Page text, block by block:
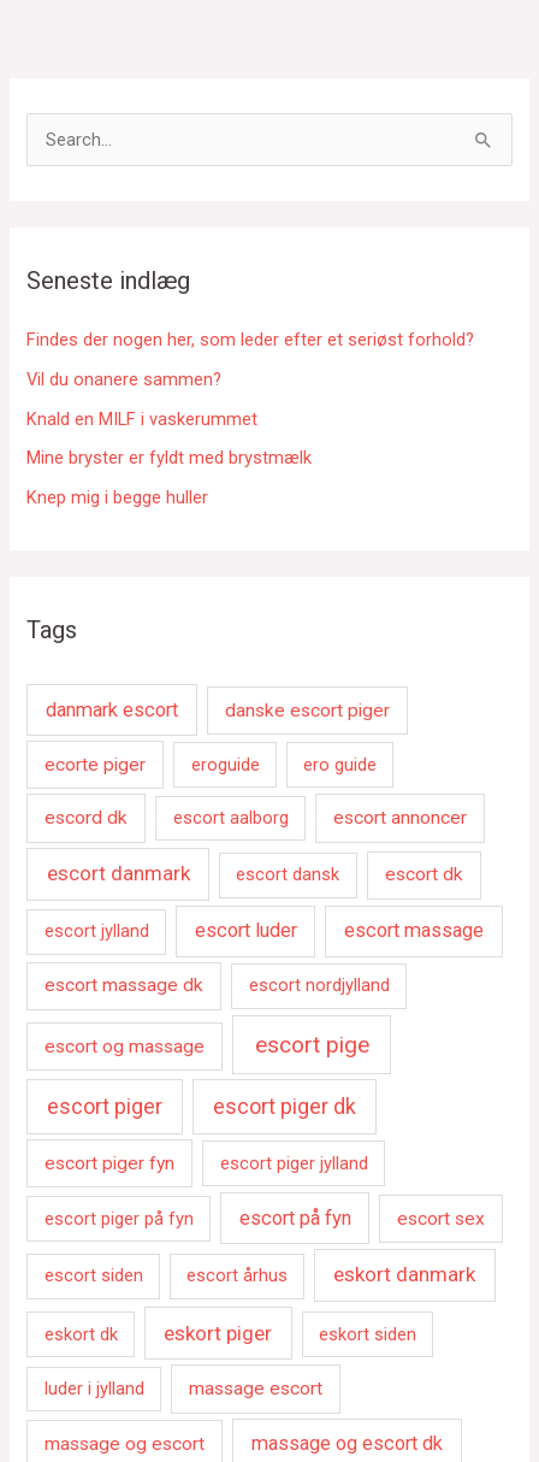
ø
f
e
r
:
Seneste indlæg
Findes der nogen her, som leder efter et seriøst forhold?
Vil du onanere sammen?
Knald en MILF i vaskerummet
Mine bryster er fyldt med brystmælk
Knep mig i begge huller
Tags
danmark escort danske escort piger
ecorte piger eroguide ero guide
escord dk escort aalborg escort annoncer
escort danmark escort dansk escort dk
escort jylland escort luder escort massage
escort massage dk escort nordjylland
escort og massage escort pige
escort piger escort piger dk
escort piger fyn escort piger jylland
escort piger på fyn escort på fyn escort sex
escort siden escort århus eskort danmark
eskort dk eskort piger eskort siden
luder i jylland massage escort
massage og escort massage og escort dk